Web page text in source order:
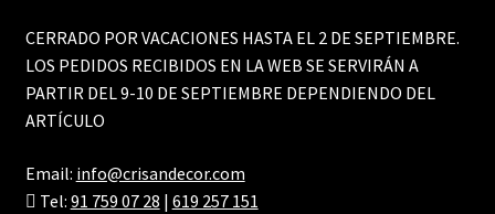
CERRADO POR VACACIONES HASTA EL 2 DE SEPTIEMBRE.
LOS PEDIDOS RECIBIDOS EN LA WEB SE SERVIRÁN A
PARTIR DEL 9-10 DE SEPTIEMBRE DEPENDIENDO DEL
ARTÍCULO
Email: info@crisandecor.com
Tel: 91 759 07 28 | 619 257 151